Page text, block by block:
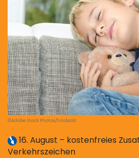
©Adobe Stock Photos/S.Kobold
16. August – kostenfreies
Verkehrszeichen